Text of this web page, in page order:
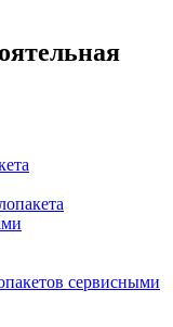
сервисными